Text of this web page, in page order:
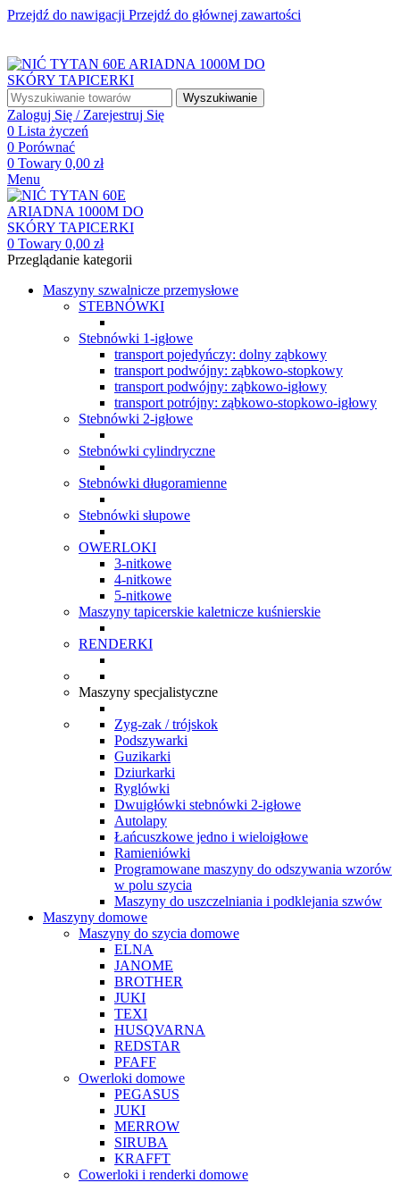
Przejdź do nawigacji Przejdź do głównej zawartości
Wyszukiwanie
Zaloguj Się / Zarejestruj Się
0 Lista życzeń
0 Porównać
0 Towary 0,00 zł
Menu
0 Towary 0,00 zł
Przeglądanie kategorii
Maszyny szwalnicze przemysłowe
STEBNÓWKI
Stebnówki 1-igłowe
transport pojedyńczy: dolny ząbkowy
transport podwójny: ząbkowo-stopkowy
transport podwójny: ząbkowo-igłowy
transport potrójny: ząbkowo-stopkowo-igłowy
Stebnówki 2-igłowe
Stebnówki cylindryczne
Stebnówki długoramienne
Stebnówki słupowe
OWERLOKI
3-nitkowe
4-nitkowe
5-nitkowe
Maszyny tapicerskie kaletnicze kuśnierskie
RENDERKI
Maszyny specjalistyczne
Zyg-zak / trójskok
Podszywarki
Guzikarki
Dziurkarki
Ryglówki
Dwuigłówki stebnówki 2-igłowe
Autolapy
Łańcuszkowe jedno i wieloigłowe
Ramieniówki
Programowane maszyny do odszywania wzorów
w polu szycia
Maszyny do uszczelniania i podklejania szwów
Maszyny domowe
Maszyny do szycia domowe
ELNA
JANOME
BROTHER
JUKI
TEXI
HUSQVARNA
REDSTAR
PFAFF
Owerloki domowe
PEGASUS
JUKI
MERROW
SIRUBA
KRAFFT
Cowerloki i renderki domowe